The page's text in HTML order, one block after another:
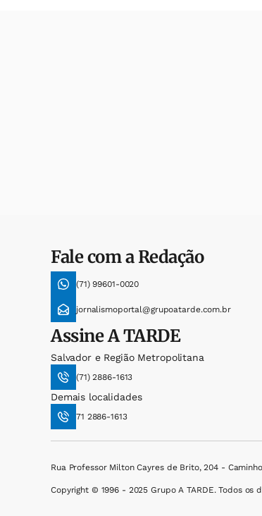
Fale com a Redação
(71) 99601-0020
jornalismoportal@grupoatarde.com.br
AssineA TARDE
Salvador e Região Metropolitana
(71) 2886-1613
Demais localidades
71 2886-1613
Rua Professor Milton Cayres de Brito, 204 -
Copyright © 1996 - 2025 Grupo A TARDE. Todos os